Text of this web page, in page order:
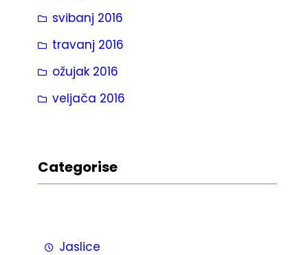
svibanj 2016
travanj 2016
ožujak 2016
veljača 2016
Categorise
Jaslice